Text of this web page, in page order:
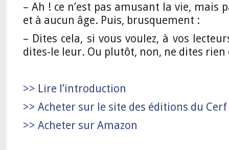
– Ah ! ce n’est pas amusant la vie, mais
et à aucun âge. Puis, brusquement :
– Dites cela, si vous voulez, à vos
dites-le leur. Ou plutôt, non, ne dites rien
>> Lire l’introduction
>> Acheter sur le site des éditions du Cerf
>> Acheter sur Amazon